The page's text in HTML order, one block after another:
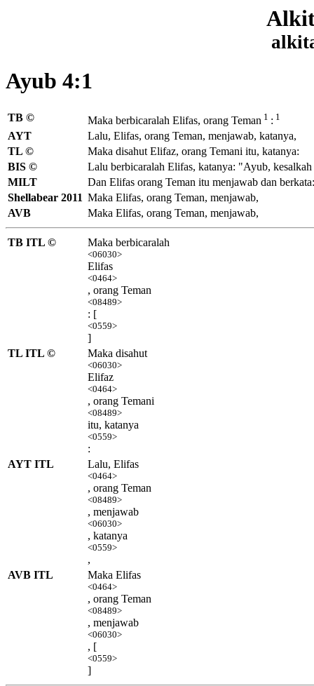
Ayub 4:1
TB © Maka berbicaralah Elifas, orang Teman 1 : 1
AYT
Lalu, Elifas, orang Teman, menjawab, katanya,
TL ©
Maka disahut Elifaz, orang Temani itu, katanya:
BIS ©
Lalu berbicaralah Elifas, katanya: "Ayub,
MILT
Dan Elifas orang Teman itu menjawab dan berkata:
Shellabear 2011 Maka Elifas, orang Teman, menjawab,
AVB
Maka Elifas, orang Teman, menjawab,
TB ITL © Maka berbicaralah
<06030>
Elifas
<0464>
, orang Teman
<08489>
: [
<0559>
]
TL ITL ©
Maka disahut
<06030>
Elifaz
<0464>
, orang Temani
<08489>
itu, katanya
<0559>
:
AYT ITL
Lalu, Elifas
<0464>
, orang Teman
<08489>
, menjawab
<06030>
, katanya
<0559>
,
AVB ITL
Maka Elifas
<0464>
, orang Teman
<08489>
, menjawab
<06030>
, [
<0559>
]